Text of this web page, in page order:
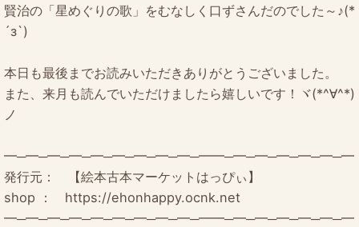
賢治の「星めぐりの歌」をむなしく口ずさんだのでした～♪(*
´з`)
本日も最後までお読みいただきありがとうございました。
また、来月も読んでいただけましたら嬉しいです！ヾ(*^∀^*)
ノ
━─━─━─━─━─━─━─━─━─━━─━─━─━─━─━─━
発行元： 【絵本古本マーケットはっぴぃ】
shop ： https://ehonhappy.ocnk.net
━─━─━─━─━─━─━─━─━─━━─━─━─━─━─━─━